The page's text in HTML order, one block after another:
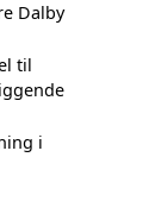
Dalby
til
i